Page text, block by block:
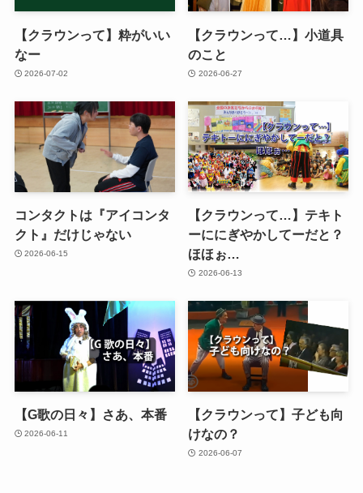
【クラウンって】粋がいい
なー
2026-07-02
【クラウンって…】小道具
のこと
2026-06-27
コンタクトは『アイコンタ
クト』だけじゃない
2026-06-15
【クラウンって…】テキト
ーににぎやかしてーだと？
ほほぉ…
2026-06-13
【G歌の日々】さあ、本番
2026-06-11
【クラウンって】子ども向
けなの？
2026-06-07